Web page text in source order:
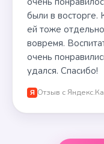
были в
ей тоже
вовремя.
очень
удался. Спасибо!
Я Отзыв с